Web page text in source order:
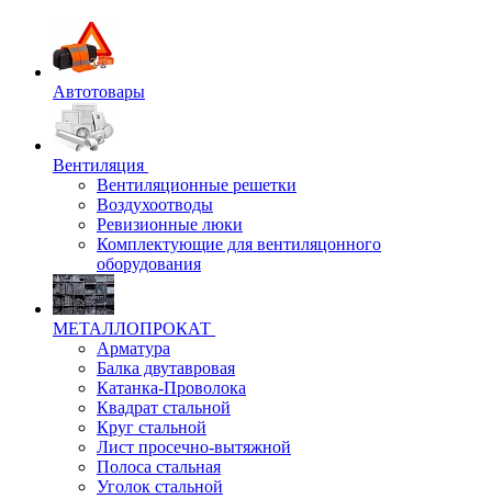
Автотовары
Вентиляция
Вентиляционные решетки
Воздухоотводы
Ревизионные люки
Комплектующие для вентиляцонного
оборудования
МЕТАЛЛОПРОКАТ
Арматура
Балка двутавровая
Катанка-Проволока
Квадрат стальной
Круг стальной
Лист просечно-вытяжной
Полоса стальная
Уголок стальной